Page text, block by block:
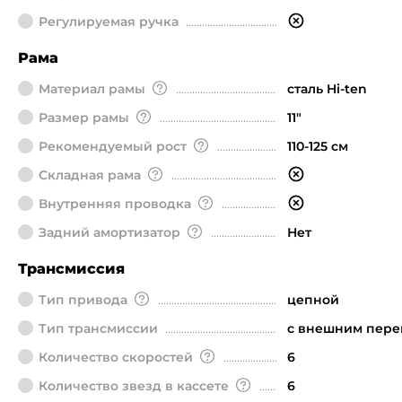
Регулируемая ручка
Рама
Материал рамы
сталь Hi-ten
Размер рамы
11"
Рекомендуемый рост
110-125 см
Складная рама
Внутренняя проводка
Задний амортизатор
Нет
Трансмиссия
Тип привода
цепной
Тип трансмиссии
с внешним
Количество скоростей
6
Количество звезд в кассете
6